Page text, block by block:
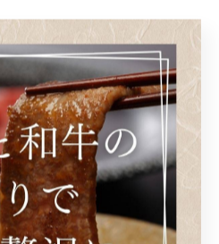
のイベント事情
々が集まる多彩な試食イベ
ます。こうしたイベントで
ブランド肉や、炭火焼の香ば
並び、参加者同士で味の違い
中には新店舗のオープン記
もあり、焼肉ファンの間で話